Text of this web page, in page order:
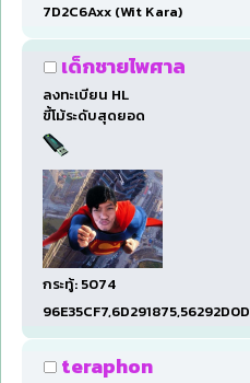
7D2C6Axx (Wit Kara)
เด็กชายไพศาล
ลงทะเบียน HL
ขี้โม้ระดับสุดยอด
กระทู้: 5074
96E35CF7,6D291875,56292D0D
teraphon